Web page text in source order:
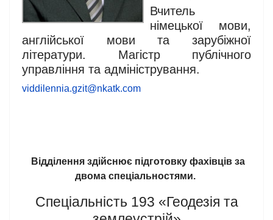
Вчитель
німецької мови,
англійської мови та зарубіжної
літератури. Магістр публічного
управління та адміністрування.
viddilennia.gzit@nkatk.com
Відділення здійснює підготовку фахівців за
двома спеціальностями.
Спеціальність 193 «Геодезія та